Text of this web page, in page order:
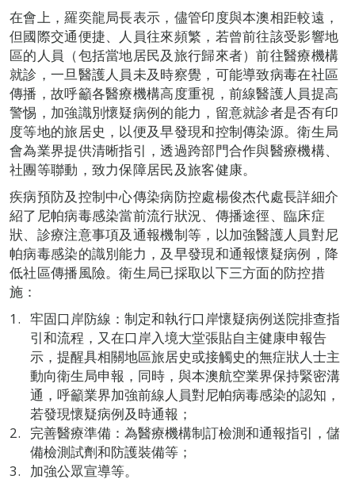
在會上，羅奕龍局長表示，儘管印度與本澳相距較遠，
但國際交通便捷、人員往來頻繁，若曾前往該受影響地
區的人員（包括當地居民及旅行歸來者）前往醫療機構
就診，一旦醫護人員未及時察覺，可能導致病毒在社區
傳播，故呼籲各醫療機構高度重視，前線醫護人員提高
警惕，加強識別懷疑病例的能力，留意就診者是否有印
度等地的旅居史，以便及早發現和控制傳染源。衛生局
會為業界提供清晰指引，透過跨部門合作與醫療機構、
社團等聯動，致力保障居民及旅客健康。
疾病預防及控制中心傳染病防控處楊俊杰代處長詳細介
紹了尼帕病毒感染當前流行狀況、傳播途徑、臨床症
狀、診療注意事項及通報機制等，以加強醫護人員對尼
帕病毒感染的識別能力，及早發現和通報懷疑病例，降
低社區傳播風險。衛生局已採取以下三方面的防控措
施：
牢固口岸防線：制定和執行口岸懷疑病例送院排查指
引和流程，又在口岸入境大堂張貼自主健康申報告
示，提醒具相關地區旅居史或接觸史的無症狀人士主
動向衛生局申報，同時，與本澳航空業界保持緊密溝
通，呼籲業界加強前線人員對尼帕病毒感染的認知，
若發現懷疑病例及時通報；
完善醫療準備：為醫療機構制訂檢測和通報指引，儲
備檢測試劑和防護裝備等；
加強公眾宣導等。